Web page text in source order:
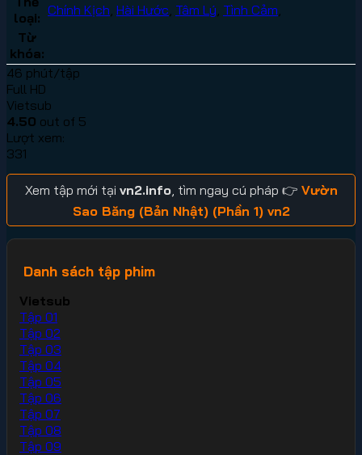
loại: Chính Kịch Hài Hước Tâm Lý Tình Cảm
Từ
khóa:
46 phút/tập
Full HD
Vietsub
4.50 out of 5
Lượt xem:
331
Xem tập mới tại vn2.info, tìm ngay cú pháp 👉 Vườn
Sao Băng (Bản Nhật) (Phần 1) vn2
Danh sách tập phim
Vietsub
Tập 01
Tập 02
Tập 03
Tập 04
Tập 05
Tập 06
Tập 07
Tập 08
Tập 09